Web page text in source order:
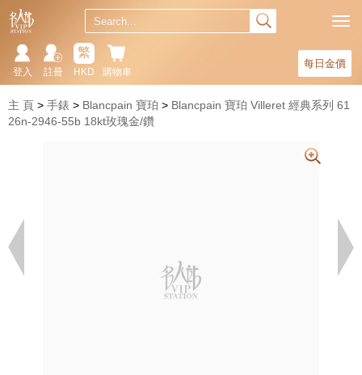
每日金價
購物車
繁
HKD
註冊
登入
主 頁 手錶 Blancpain 寶珀
Blancpain 寶珀 Villeret 經典系列 61
26n-2946-55b 18kt玫瑰金/鑽